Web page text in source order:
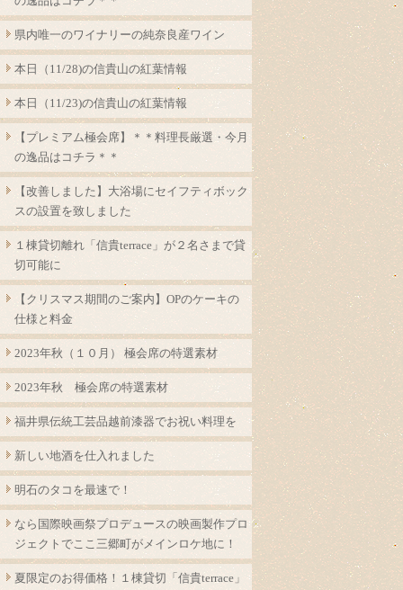
県内唯一のワイナリーの純奈良産ワイン
本日（11/28)の信貴山の紅葉情報
本日（11/23)の信貴山の紅葉情報
【プレミアム極会席】＊＊料理長厳選・今月
の逸品はコチラ＊＊
【改善しました】大浴場にセイフティボック
スの設置を致しました
１棟貸切離れ「信貴terrace」が２名さまで貸
切可能に
【クリスマス期間のご案内】OPのケーキの
仕様と料金
2023年秋（１０月） 極会席の特選素材
2023年秋 極会席の特選素材
福井県伝統工芸品越前漆器でお祝い料理を
新しい地酒を仕入れました
明石のタコを最速で！
なら国際映画祭プロデュースの映画製作プロ
ジェクトでここ三郷町がメインロケ地に！
夏限定のお得価格！１棟貸切「信貴terrace」